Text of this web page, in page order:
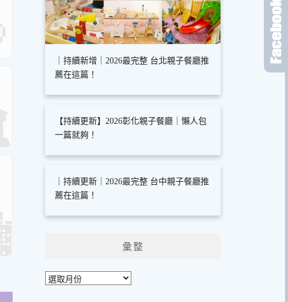
｜持續新增｜2026最完整 台北親子餐廳推
薦在這篇！
【持續更新】2026彰化親子餐廳｜懶人包
一篇就夠！
｜持續更新｜2026最完整 台中親子餐廳推
薦在這篇！
彙整
彙